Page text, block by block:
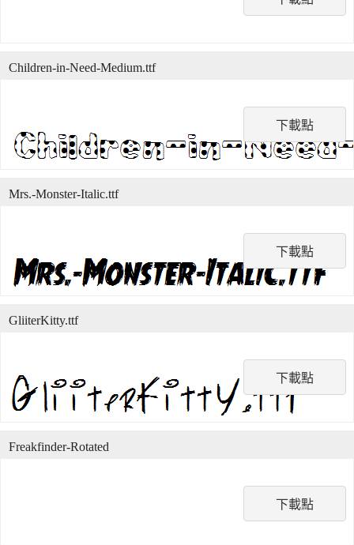
下載點
Children-in-Need-Medium.ttf
下載點
Mrs.-Monster-Italic.ttf
下載點
GliiterKitty.ttf
下載點
Freakfinder-Rotated